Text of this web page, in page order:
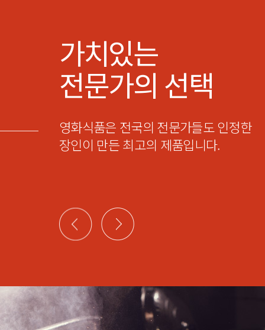
가치있는
전문가의 선택
영화식품은 전국의 전문가들도 인정한
장인이 만든 최고의 제품입니다.